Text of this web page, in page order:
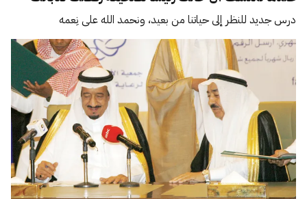
درس جديد للنظر إلى حياتنا من بعيد، ونحمد الله على نِعمه